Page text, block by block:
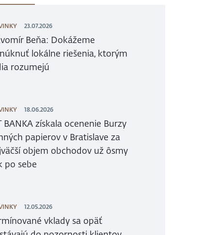
23.07.2026
Beňa: Dokážeme
lokálne riešenia, ktorým
rozumejú
18.06.2026
BANKA získala ocenenie Burzy
papierov v Bratislave za
objem obchodov už ôsmy
po sebe
12.05.2026
vklady sa opäť